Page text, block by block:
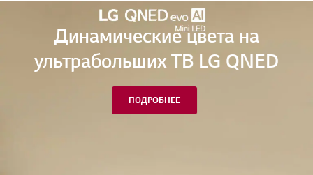
Динамические цвета на
ультрабольших ТВ LG QNED
ПОДРОБНЕЕ